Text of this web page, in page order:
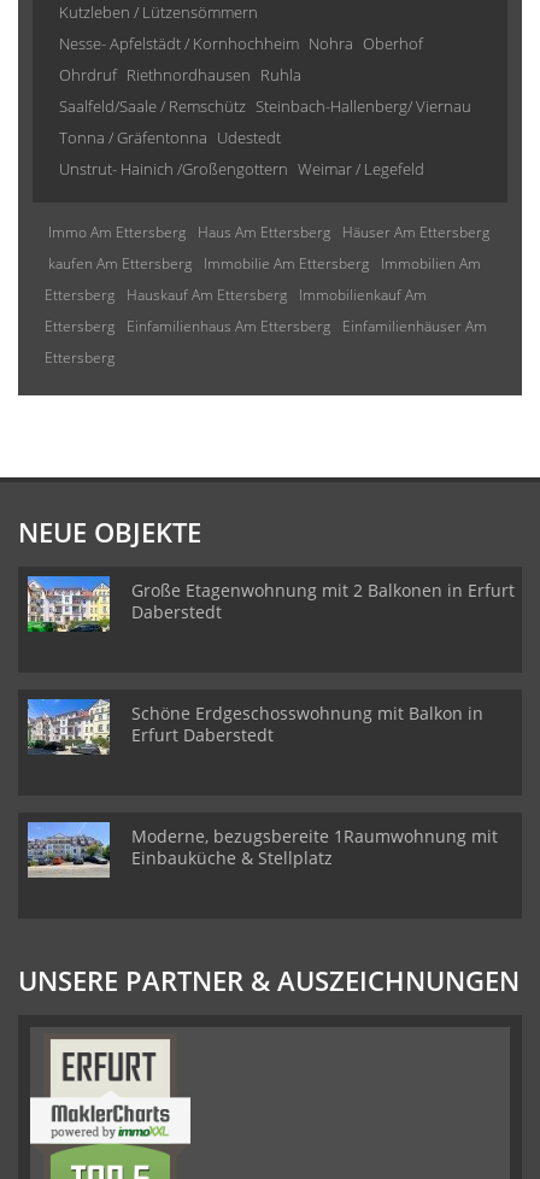
Kutzleben / Lützensömmern
Nesse- Apfelstädt / Kornhochheim Nohra Oberhof
Ohrdruf Riethnordhausen Ruhla
Saalfeld/Saale / Remschütz Steinbach-Hallenberg/ Viernau
Tonna / Gräfentonna Udestedt
Unstrut- Hainich /Großengottern Weimar / Legefeld
Immo Am Ettersberg Haus Am Ettersberg
Häuser Am Ettersberg
kaufen Am Ettersberg
Immobilie Am Ettersberg
Immobilien Am
Ettersberg
Hauskauf Am Ettersberg
Immobilienkauf Am
Ettersberg
Einfamilienhaus Am Ettersberg
Einfamilienhäuser Am
Ettersberg
NEUE OBJEKTE
Große Etagenwohnung mit 2 Balkonen in Erfurt
Daberstedt
Schöne Erdgeschosswohnung mit Balkon in
Erfurt Daberstedt
Moderne, bezugsbereite 1Raumwohnung mit
Einbauküche & Stellplatz
UNSERE PARTNER & AUSZEICHNUNGEN